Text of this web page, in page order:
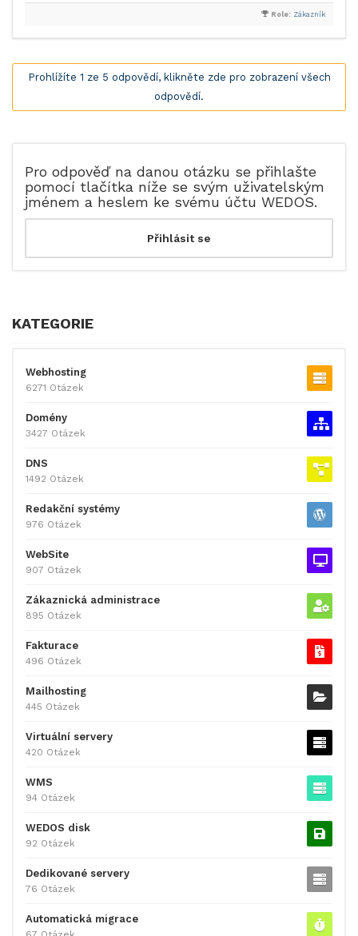
Role: Zákazník
Prohlížíte 1 ze 5 odpovědí, klikněte zde pro zobrazení všech
odpovědí.
Pro odpověď na danou otázku se přihlašte
pomocí tlačítka níže se svým uživatelským
jménem a heslem ke svému účtu WEDOS.
KATEGORIE
Webhosting
6271 Otázek
Domény
3427 Otázek
DNS
1492 Otázek
Redakční systémy
976 Otázek
WebSite
907 Otázek
Zákaznická administrace
895 Otázek
Fakturace
496 Otázek
Mailhosting
445 Otázek
Virtuální servery
420 Otázek
WMS
94 Otázek
WEDOS disk
92 Otázek
Dedikované servery
76 Otázek
Automatická migrace